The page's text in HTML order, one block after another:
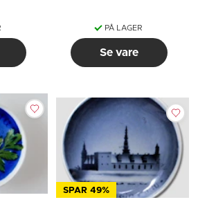
PÅ LAGER
Se vare
SPAR 49%